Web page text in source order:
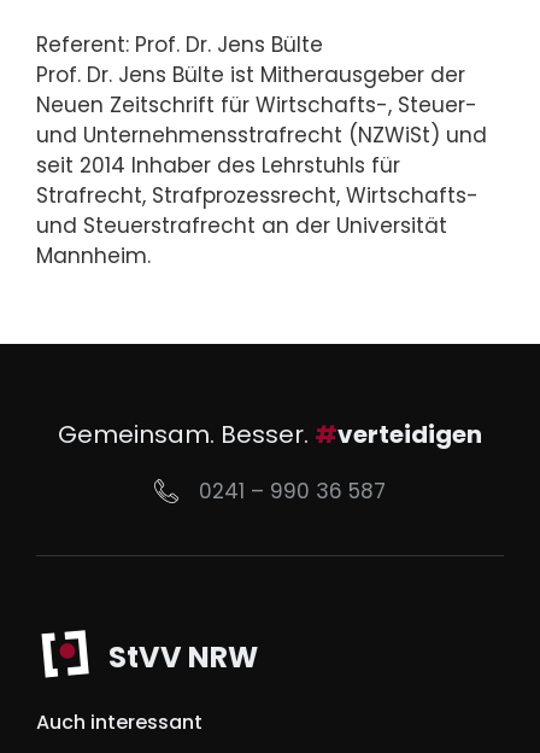
Referent: Prof. Dr. Jens Bülte
Prof. Dr. Jens Bülte ist Mitherausgeber der
Neuen Zeitschrift für Wirtschafts-, Steuer-
und Unternehmensstrafrecht (NZWiSt) und
seit 2014 Inhaber des Lehrstuhls für
Strafrecht, Strafprozessrecht, Wirtschafts-
und Steuerstrafrecht an der Universität
Mannheim.
Gemeinsam. Besser. #verteidigen
0241 – 990 36 587
StVV NRW
Auch interessant